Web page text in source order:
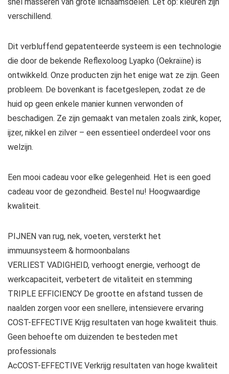
verschillend.
Dit verbluffend gepatenteerde systeem is een technologie
die door de bekende Reflexoloog Lyapko (Oekraïne) is
ontwikkeld. Onze producten zijn het enige wat ze zijn. Geen
probleem. De bovenkant is facetgeslepen, zodat ze de
huid op geen enkele manier kunnen verwonden of
beschadigen. Ze zijn gemaakt van metalen zoals zink, koper,
ijzer, nikkel en zilver – een essentieel onderdeel voor ons
welzijn.
Een mooi cadeau voor elke gelegenheid. Het is een goed
cadeau voor de gezondheid. Bestel nu! Hoogwaardige
kwaliteit.
PIJNEN van rug, nek, voeten, versterkt het
immuunsysteem & hormoonbalans
VERLIEST VADIGHEID, verhoogt energie, verhoogt de
werkcapaciteit, verbetert de vitaliteit en stemming
TRIPLE EFFICIENCY De grootte en afstand tussen de
naalden zorgen voor een snellere, intensievere ervaring
COST-EFFECTIVE Krijg resultaten van hoge kwaliteit thuis.
Geen behoefte om duizenden te besteden met
professionals
AcCOST-EFFECTIVE Verkrijg resultaten van hoge kwaliteit